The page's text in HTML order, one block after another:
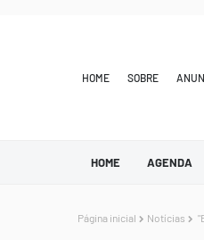
HOME SOBRE
HOME AGENDA
Página inicial Notícias